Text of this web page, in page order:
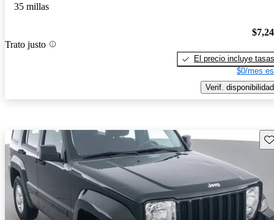
35 millas
Trato justo
El precio incluye tasas
$0/mes
Verif. disponibilidad